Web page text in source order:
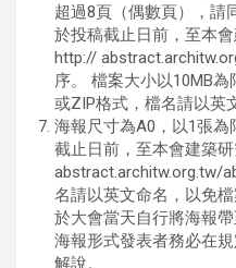
超過8頁（偶數頁），請
於投稿截止日前，至本
http://
序。 檔案大小以10MB
或ZIP格式，檔名請以英
海報尺寸為A0，以1張為
截止日前，至本會建築
abstract.architw.org.tw/
名請以英文命名，以免
於大會當天自行將海報
海報形式發表者務必在
解說。